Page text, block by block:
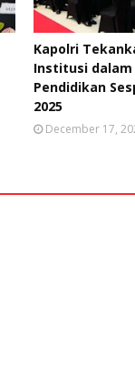
Kapolri
Institusi
Pendidikan
2025
December 17,